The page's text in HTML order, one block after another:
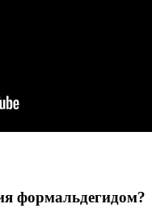
формальдегидом?